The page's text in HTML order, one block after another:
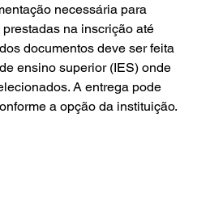
necessária para
na inscrição até
documentos deve ser feita
ensino superior (IES) onde
A entrega pode
a opção da instituição.